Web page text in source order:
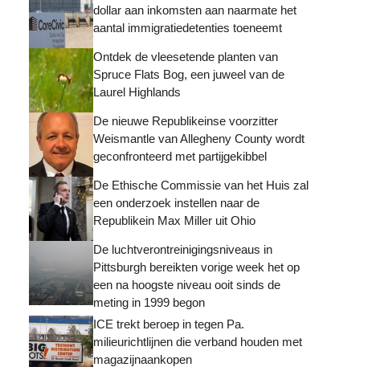
dollar aan inkomsten aan naarmate het
aantal immigratiedetenties toeneemt
Ontdek de vleesetende planten van
Spruce Flats Bog, een juweel van de
Laurel Highlands
De nieuwe Republikeinse voorzitter
Weismantle van Allegheny County wordt
geconfronteerd met partijgekibbel
De Ethische Commissie van het Huis zal
een onderzoek instellen naar de
Republikein Max Miller uit Ohio
De luchtverontreinigingsniveaus in
Pittsburgh bereikten vorige week het op
een na hoogste niveau ooit sinds de
meting in 1999 begon
ICE trekt beroep in tegen Pa.
milieurichtlijnen die verband houden met
magazijnaankopen